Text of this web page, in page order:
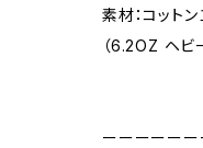
素材：コットン
（6.2OZ ヘビ
ーーーーー